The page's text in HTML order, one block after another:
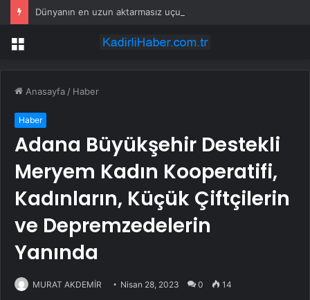
Menü
Anasayfa / Haber
Haber
Adana Büyükşehir Destekli
Meryem Kadın Kooperatifi,
Kadınların, Küçük Çiftçilerin
ve Depremzedelerin
Yanında
MURAT AKDEMİR Nisan 28, 2023 0 14